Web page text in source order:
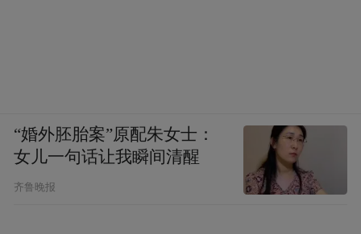
“婚外胚胎案”原配朱女士：
女儿一句话让我瞬间清醒
齐鲁晚报